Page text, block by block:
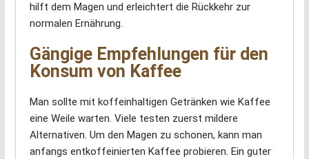
hilft dem Magen und erleichtert die Rückkehr zur
normalen Ernährung.
Gängige Empfehlungen für den
Konsum von Kaffee
Man sollte mit koffeinhaltigen Getränken wie Kaffee
eine Weile warten. Viele testen zuerst mildere
Alternativen. Um den Magen zu schonen, kann man
anfangs entkoffeinierten Kaffee probieren. Ein guter